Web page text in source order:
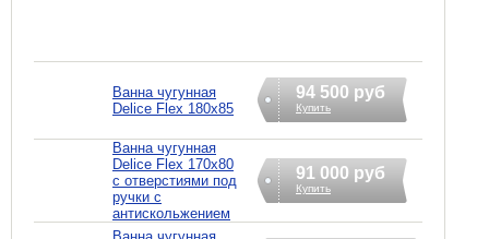
Ванна чугунная
Delice Flex 180x85
94 500 руб
Купить
Ванна чугунная
Delice Flex 170x80
с отверстиями под
ручки с
антискольжением
91 000 руб
Купить
Ванна чугунная